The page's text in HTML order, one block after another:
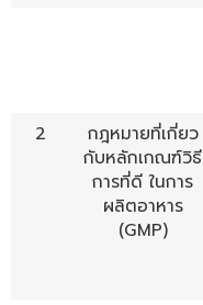
2
กฎหมายที่เกี่ยว
กับหลักเกณฑ์วิธี
การที่ดี ในการ
ผลิตอาหาร
(GMP)